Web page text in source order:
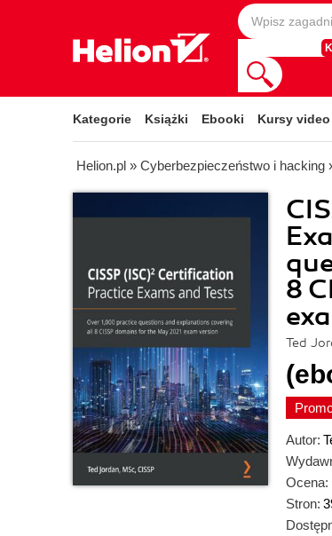
Kategorie Książki Ebooki Kursy video
Helion.pl » Cyberbezpieczeństwo i hacking
8
Ted
Autor:
Ocena:
Stron: